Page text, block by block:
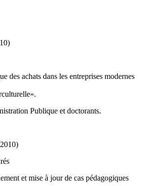
des achats dans les entreprises modernes
Publique et doctorants.
et mise à jour de cas pédagogiques